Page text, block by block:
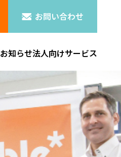
お問い合わせ
お知らせ法人向けサービス